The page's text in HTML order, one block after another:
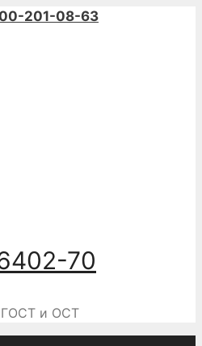
201-08-63
70
ГОСТ и ОСТ